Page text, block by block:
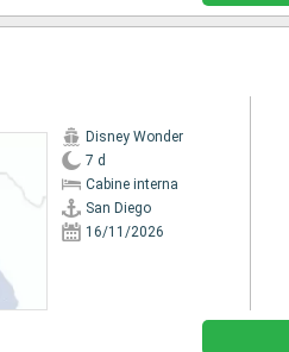
Disney Wonder
7 d
Cabine interna
San Diego
16/11/2026